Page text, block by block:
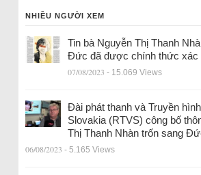
NHIỀU NGƯỜI XEM
Tin bà Nguyễn Thị Thanh
Đức đã được chính thức xác
07/08/2023 - 15.069 Views
Đài phát thanh và Truyền
Slovakia (RTVS) công bố
Thị Thanh Nhàn trốn sang
06/08/2023 - 5.165 Views